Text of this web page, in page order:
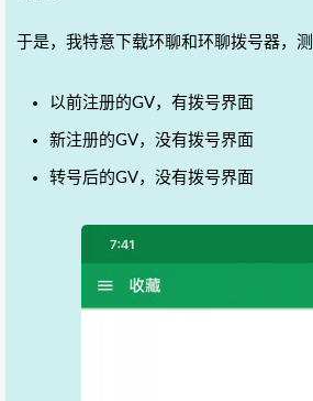
于是，我特意下载环聊和环聊拨号器，测
以前注册的GV，有拨号界面
新注册的GV，没有拨号界面
转号后的GV，没有拨号界面